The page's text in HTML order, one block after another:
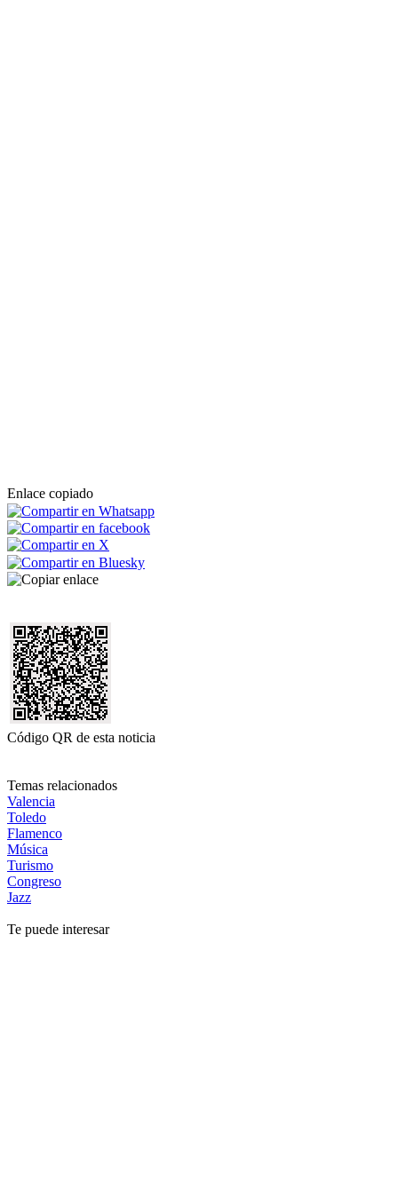
Enlace copiado
Código QR de esta noticia
Temas relacionados
Valencia
Toledo
Flamenco
Música
Turismo
Congreso
Jazz
Te puede interesar